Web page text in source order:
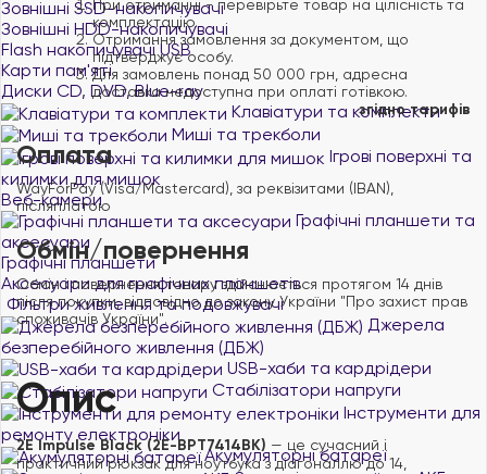
Зовнішні SSD-накопичувачі
Зовнішні HDD-накопичувачі
Flash накопичувачі USB
Карти пам'яті
Диски CD, DVD, Blue-ray
Клавіатури та комплекти
Миші та трекболи
Ігрові поверхні та
килимки для мишок
Веб-камери
Графічні планшети та
аксесуари
Графічні планшети
Аксесуари для графічних планшетів
Фільтри живлення та подовжувачі
Джерела
безперебійного живлення (ДБЖ)
USB-хаби та кардрідери
Стабілізатори напруги
Інструменти для
ремонту електроніки
Акумуляторні батареї
При отриманні - перевірьте товар на цілісність та
комплектацію.
Отримання замовлення за документом, що
підтверджує особу.
Для замовлень понад 50 000 грн, адресна
доставка недоступна при оплаті готівкою.
згідно тарифів
Оплата
WayForPay (Visa/Mastercard), за реквізитами (IBAN),
післяплатою
Обмін/повернення
Обмін і повернення товару здійснюється протягом 14 днів
після покупки, відповідно до закону України "Про захист прав
споживачів України".
Опис
2E Impulse Black (2E-BPT7414BK) — це сучасний і
практичний рюкзак для ноутбука з діагоналлю до 14,